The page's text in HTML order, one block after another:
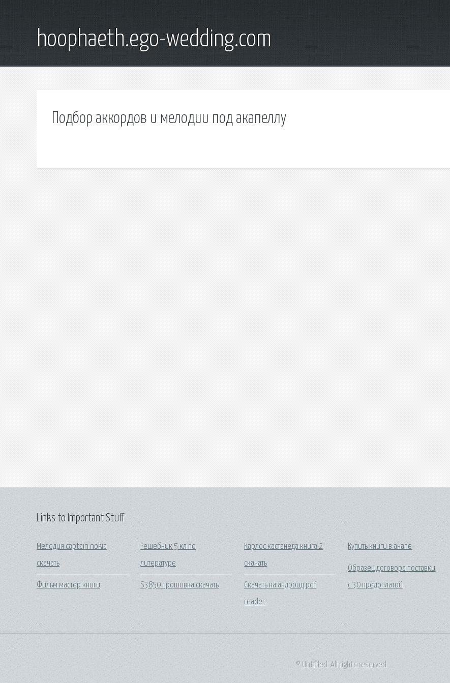
hoophaeth.ego-wedding.com
Подбор аккордов и мелодии под акапеллу
Links to Important Stuff
Мелодия captain nokia
скачать
Фильм мастер книги
Решебник 5 кл по
литературе
S3850 прошивка скачать
Карлос кастанеда книга 2
скачать
Скачать на андроид pdf
reader
Купить книги в анапе
Образец договора поставки
с 30 предоплатой
© Untitled. All rights reserved.